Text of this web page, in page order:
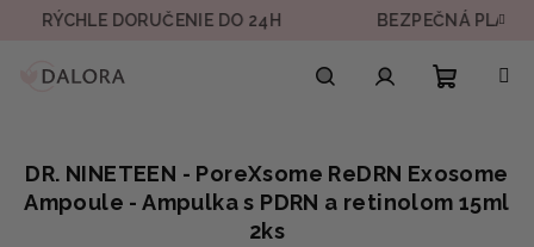
PrejsťDORUČENIE DO 24H BEZPEČNÁ PLATBA
košík
DR. NINETEEN - PoreXsome ReDRN Exosome
Ampoule - Ampulka s PDRN a retinolom 15ml
2ks